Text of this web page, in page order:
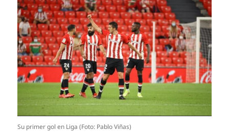
Su primer gol en Liga (Foto: Pablo Viñas)